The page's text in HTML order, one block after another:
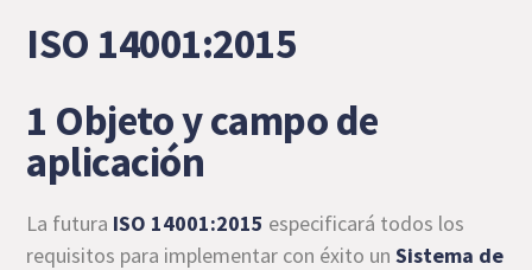
ISO 14001:2015
1 Objeto y campo de
aplicación
La futura ISO 14001:2015 especificará todos los
requisitos para implementar con éxito unSistema de